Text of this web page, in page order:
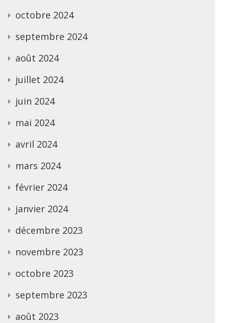
octobre 2024
septembre 2024
août 2024
juillet 2024
juin 2024
mai 2024
avril 2024
mars 2024
février 2024
janvier 2024
décembre 2023
novembre 2023
octobre 2023
septembre 2023
août 2023